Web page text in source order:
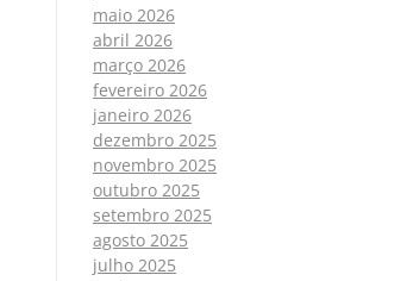
maio 2026
abril 2026
março 2026
fevereiro 2026
janeiro 2026
dezembro 2025
novembro 2025
outubro 2025
setembro 2025
agosto 2025
julho 2025